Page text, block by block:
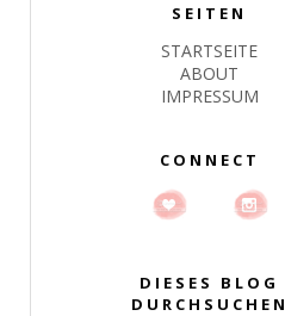
SEITEN
STARTSEITE
ABOUT
IMPRESSUM
CONNECT
DIESES BLOG
DURCHSUCHEN